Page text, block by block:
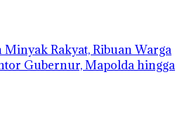
Minyak Rakyat, Ribuan Warga
Gubernur, Mapolda hingga